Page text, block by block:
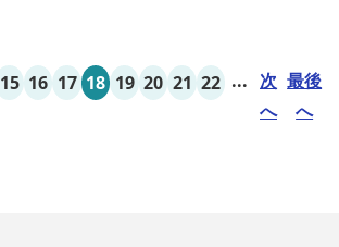
15 16 17 18 19 20 21 22 ... 次
へ
最後
へ